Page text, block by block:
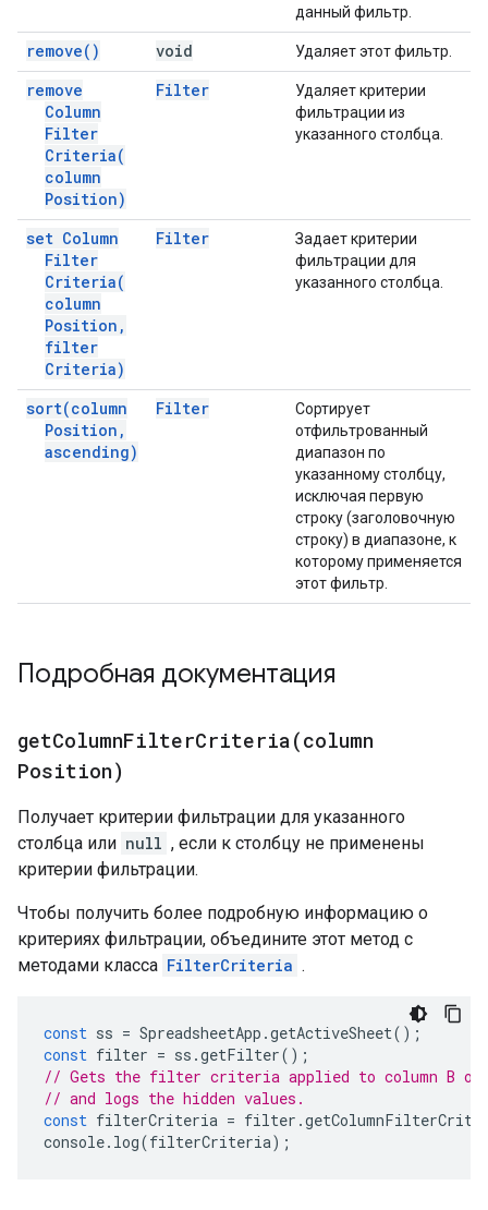
данный фильтр.
remove( ) void Удаляет этот фильтр.
remove
Column
Filter
Criteria(
column
Position)
Filter
Удаляет критерии
фильтрации из
указанного столбца.
set Column
Filter
Criteria(
column
Position ,
filter
Criteria)
Filter
Задает критерии
фильтрации для
указанного столбца.
sort(column
Position ,
ascending)
Filter
Сортирует
отфильтрованный
диапазон по
указанному столбцу,
исключая первую
строку (заголовочную
строку) в диапазоне, к
которому применяется
этот фильтр.
Подробная документация
getColumnFilterCriteria(column
Position)
Получает критерии фильтрации для указанного
столбца или null , если к столбцу не применены
критерии фильтрации.
Чтобы получить более подробную информацию о
критериях фильтрации, объедините этот метод с
методами класса FilterCriteria .
const ss = SpreadsheetApp .getActiveSheet();
const filter = ss .getFilter();
// Gets the filter criteria applied to column B of
// and logs the hidden values.
const filterCriteria = filter .
console. log(filterCriteria);